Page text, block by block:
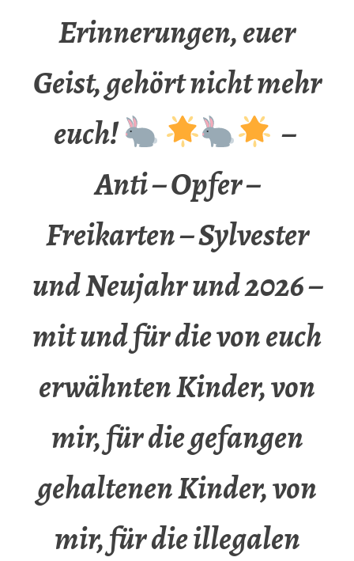
Erinnerungen, euer
Geist, gehört nicht mehr
euch!
–
Anti – Opfer –
Freikarten – Sylvester
und Neujahr und 2026 –
mit und für die von euch
erwähnten Kinder, von
mir, für die gefangen
gehaltenen Kinder, von
mir, für die illegalen